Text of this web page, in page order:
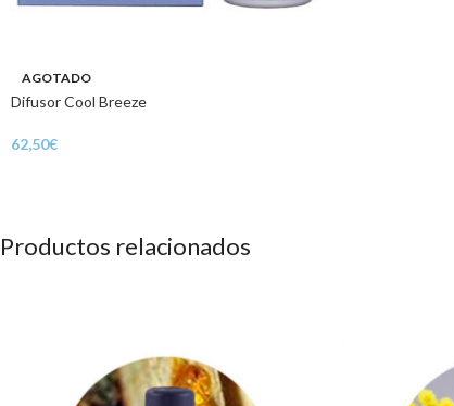
AGOTADO
Difusor Cool Breeze
62,50€
Productos relacionados